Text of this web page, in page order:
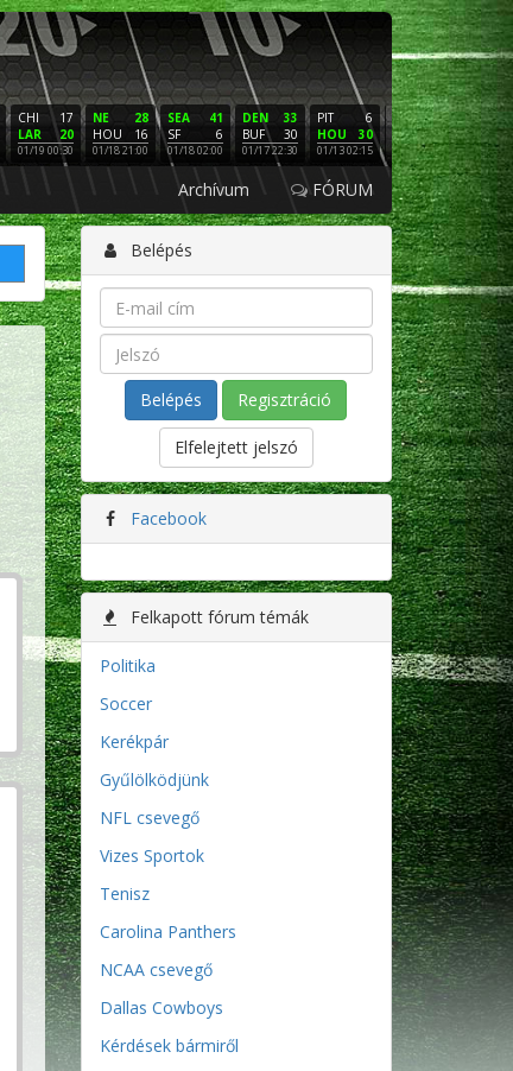
17
CHI
20
LAR
01/19 00:30
28
NE
16
HOU
01/18 21:00
41
SEA
6
SF
01/18 02:00
33
DEN
30
BUF
01/17 22:30
6
PIT
30
HOU
01/13 02:15
16
NE
3
LAC
01/12 02:00
PHI
SF
01/11
Archívum FÓRUM
Belépés
Regisztráció
Elfelejtett jelszó
Facebook
Felkapott fórum témák
Politika
Soccer
Kerékpár
Gyűlölködjünk
NFL csevegő
Vizes Sportok
Tenisz
Carolina Panthers
NCAA csevegő
Dallas Cowboys
Kérdések bármiről